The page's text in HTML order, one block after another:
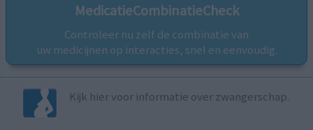
MedicatieCombinatieCheck
Controleer nu zelf de combinatie van
uw medicijnen op interacties, snel en eenvoudig.
Kijk hier voor informatie over zwangerschap.